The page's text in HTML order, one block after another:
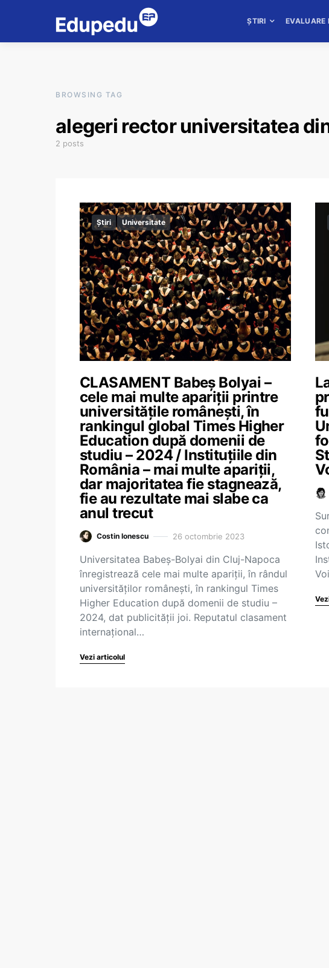
ȘTIRI
BROWSING TAG
alegeri rector universitatea
2 posts
Știri Universitate
CLASAMENT Babeș Bolyai –
cele mai multe apariții printre
universitățile românești, în
rankingul global Times Higher
Education după domenii de
studiu – 2024 / Instituțiile din
România – mai multe apariții,
dar majoritatea fie stagnează,
fie au rezultate mai slabe ca
anul trecut
Costin Ionescu 26 octombrie 2023
Universitatea Babeș-Bolyai din Cluj-Napoca
înregistrează cele mai multe apariții, în rândul
universităților românești, în rankingul Times
Higher Education după domenii de studiu –
2024, dat publicității joi. Reputatul clasament
internațional…
Vezi articolul